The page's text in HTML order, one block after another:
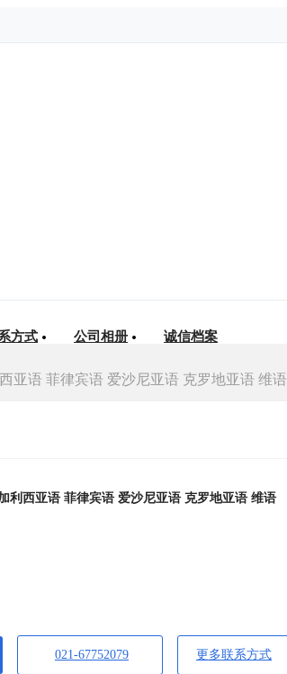
方式 公司相册 诚信档案
亚语 菲律宾语 爱沙尼亚语 克罗地亚语 维语
利西亚语 菲律宾语 爱沙尼亚语 克罗地亚语 维语
021-67752079 更多联系方式